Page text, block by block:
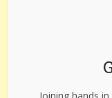
Joining hands